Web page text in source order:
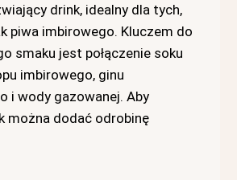
drink, idealny dla tych,
piwa imbirowego. Kluczem do
smaku jest połączenie soku
imbirowego, ginu
i wody gazowanej. Aby
można dodać odrobinę